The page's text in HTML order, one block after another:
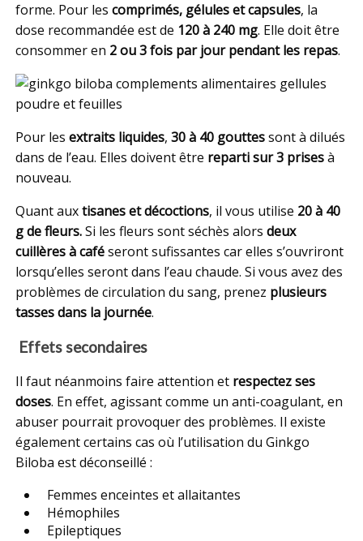
forme. Pour les comprimés, gélules et capsules, la
dose recommandée est de 120 à 240 mg. Elle doit être
consommer en 2 ou 3 fois par jour pendant les repas.
Pour les extraits liquides, 30 à 40 gouttessont à dilués
dans de l’eau. Elles doivent être reparti sur 3 prisesà
nouveau.
Quant auxtisanes et décoctions, il vous utilise 20 à 40
g de fleurs.Si les fleurs sont séchès alors deux
cuillères à caféseront sufissantes car elles s’ouvriront
lorsqu’elles seront dans l’eau chaude. Si vous avez des
problèmes de circulation du sang, prenez plusieurs
tasses dans la journée.
Effets secondaires
Il faut néanmoins faire attention et respectez ses
doses. En effet, agissant comme un anti-coagulant, en
abuser pourrait provoquer des problèmes. Il existe
également certains cas où l’utilisation du Ginkgo
Biloba est déconseillé :
Femmes enceintes et allaitantes
Hémophiles
Epileptiques